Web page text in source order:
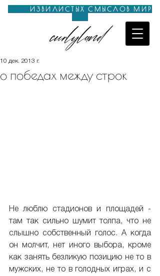
curlyland
ИЗВИЛИСТЫХ СМЫСЛОВ МИР
о победах между строк
10 дек. 2013 г.
Не люблю стадионов и площадей -
там так сильно шумит толпа, что не
слышно собственный голос. А когда
он молчит, нет иного выбора, кроме
как занять безликую позицию не то в
мужских, не то в голодных играх, и с